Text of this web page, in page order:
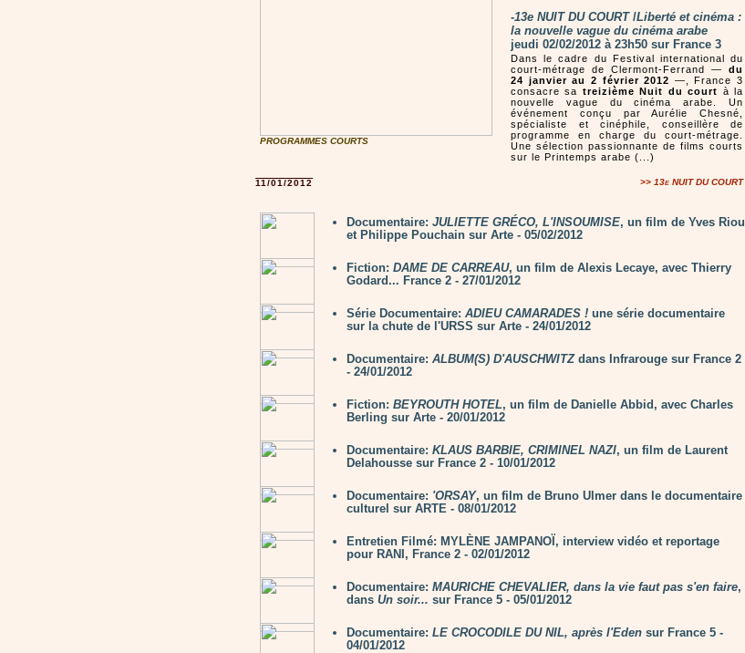
PROGRAMMES COURTS
-13e NUIT DU COURT/Liberté et cinéma :
la nouvelle vague du cinéma arabe
jeudi 02/02/2012 à 23h50 sur France 3
Dans le cadre du Festival international du
court-métrage de Clermont-Ferrand — du
24 janvier au 2 février 2012 —, France 3
consacre sa treizième Nuit du court à la
nouvelle vague du cinéma arabe. Un
événement conçu par Aurélie Chesné,
spécialiste et cinéphile, conseillère de
programme en charge du court-métrage.
Une sélection passionnante de films courts
sur le Printemps arabe (...)
11/01/2012 >> 13e NUIT DU COURT
Documentaire: JULIETTE GRÉCO, L'INSOUMISE, un film de Yves Riou
et Philippe Pouchain sur Arte - 05/02/2012
Fiction: DAME DE CARREAU, un film de Alexis Lecaye, avec Thierry
Godard... France 2 - 27/01/2012
Série Documentaire: ADIEU CAMARADES ! une série documentaire
sur la chute de l'URSS sur Arte - 24/01/2012
Documentaire: ALBUM(S) D'AUSCHWITZdans Infrarouge sur France 2
- 24/01/2012
Fiction: BEYROUTH HOTEL, un film de Danielle Abbid, avec Charles
Berling sur Arte - 20/01/2012
Documentaire: KLAUS BARBIE, CRIMINEL NAZI, un film de Laurent
Delahousse sur France 2 - 10/01/2012
Documentaire: 'ORSAY, un film de Bruno Ulmer dans le documentaire
culturel sur ARTE - 08/01/2012
Entretien Filmé: MYLÈNE JAMPANOÏ, interview vidéo et reportage
pour RANI, France 2 - 02/01/2012
Documentaire: MAURICHE CHEVALIER, dans la vie faut pas s'en faire,
dans Un soir... sur France 5 - 05/01/2012
Documentaire: LE CROCODILE DU NIL, après l'Eden sur France 5 -
04/01/2012